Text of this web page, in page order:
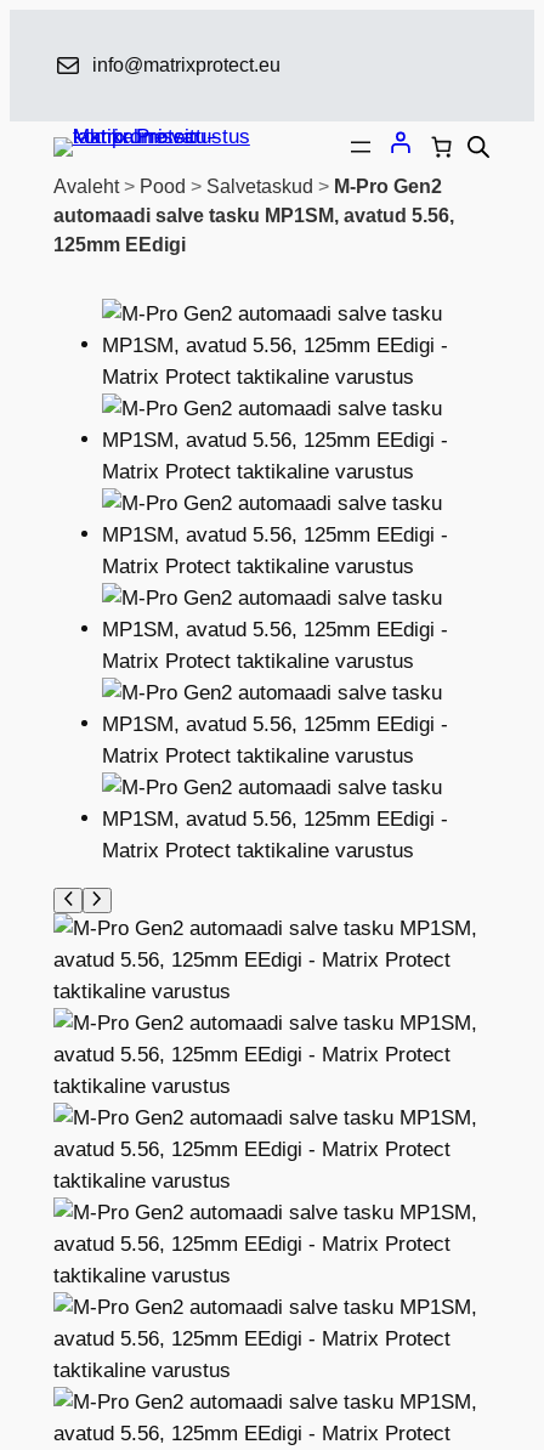
info@matrixprotect.eu
Avaleht> Pood > Salvetaskud > M-Pro Gen2
automaadi salve tasku MP1SM, avatud 5.56,
125mm EEdigi